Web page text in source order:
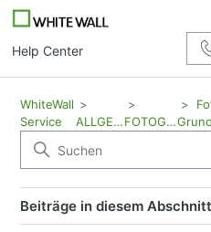
Help Center
WhiteWall
Service
ALLGEMEIN FOTOGRAFIE
Beiträge in diesem Abschnitt